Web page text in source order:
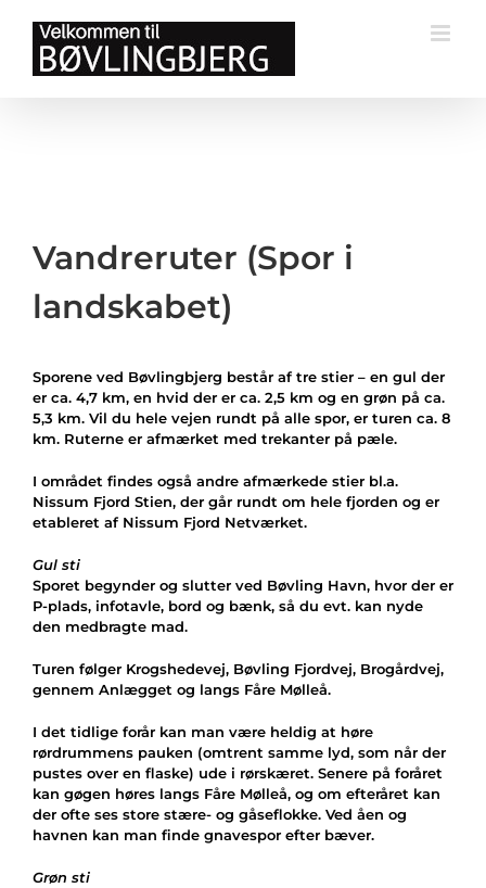
content
Vandreruter (Spor i
landskabet)
Sporene ved Bøvlingbjerg består af tre stier – en gul der
er ca. 4,7 km, en hvid der er ca. 2,5 km og en grøn på ca.
5,3 km. Vil du hele vejen rundt på alle spor, er turen ca. 8
km. Ruterne er afmærket med trekanter på pæle.
I området findes også andre afmærkede stier bl.a.
Nissum Fjord Stien, der går rundt om hele fjorden og er
etableret af Nissum Fjord Netværket.
Gul sti
Sporet begynder og slutter ved Bøvling Havn, hvor der er
P-plads, infotavle, bord og bænk, så du evt. kan nyde
den medbragte mad.
Turen følger Krogshedevej, Bøvling Fjordvej, Brogårdvej,
gennem Anlægget og langs Fåre Mølleå.
I det tidlige forår kan man være heldig at høre
rørdrummens pauken (omtrent samme lyd, som når der
pustes over en flaske) ude i rørskæret. Senere på foråret
kan gøgen høres langs Fåre Mølleå, og om efteråret kan
der ofte ses store stære- og gåseflokke. Ved åen og
havnen kan man finde gnavespor efter bæver.
Grøn sti